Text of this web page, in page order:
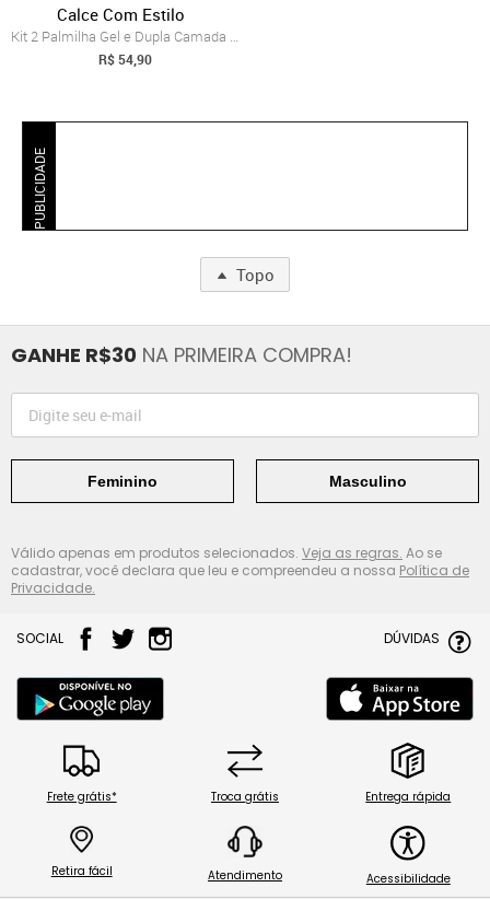
Calce Com Estilo
Kit 2 Palmilha Gel e Dupla Camada Anatôm...
R$ 54,90
PUBLICIDADE
Topo
GANHE R$30 NA PRIMEIRA COMPRA!
Feminino Masculino
Válido apenas em produtos selecionados. Veja as regras. Ao se
cadastrar, você declara que leu e compreendeu a nossa Política de
Privacidade.
SOCIAL DÚVIDAS
Frete grátis* Troca grátis Entrega rápida
Retira fácil Atendimento Acessibilidade